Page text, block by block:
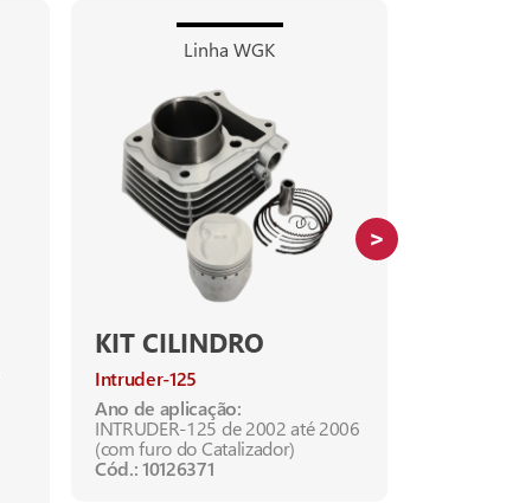
Linha WGK
KIT CILINDRO
Intruder-125
Ano de aplicação:
INTRUDER-125 de 2002 até 2006
(com furo do Catalizador)
Cód.: 10126371